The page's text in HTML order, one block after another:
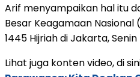
Arif menyampaikan hal itu
Besar Keagamaan Nasional
1445 Hijriah di Jakarta,
Lihat juga konten video, di